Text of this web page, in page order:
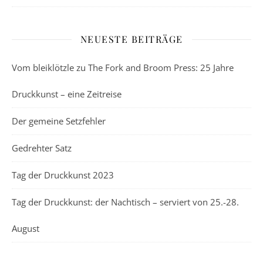
NEUESTE BEITRÄGE
Vom bleiklötzle zu The Fork and Broom Press: 25 Jahre
Druckkunst – eine Zeitreise
Der gemeine Setzfehler
Gedrehter Satz
Tag der Druckkunst 2023
Tag der Druckkunst: der Nachtisch – serviert von 25.-28.
August